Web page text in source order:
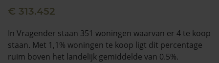
€ 313.452
In Vragender staan 351 woningen waarvan er 4 te koop
staan. Met 1,1% woningen te koop ligt dit percentage
ruim boven het landelijk gemiddelde van 0.5%.